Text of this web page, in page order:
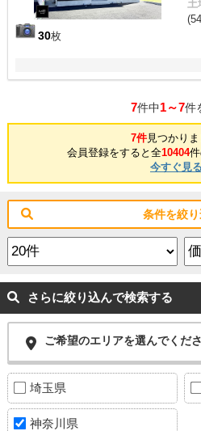
30枚
土
7件中1～7件
7件見つかりま
会員登録をすると全10404
今すぐ見る
条件を絞
さらに絞り込んで検索する
ご希望のエリアを選んでくだ
埼玉県
神奈川県